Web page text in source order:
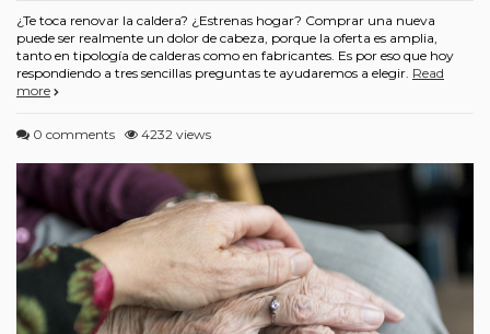
¿Te toca renovar la caldera? ¿Estrenas hogar? Comprar una nueva
puede ser realmente un dolor de cabeza, porque la oferta es amplia,
tanto en tipología de calderas como en fabricantes. Es por eso que hoy
respondiendo a tres sencillas preguntas te ayudaremos a elegir. Read
more
0 comments 4232 views